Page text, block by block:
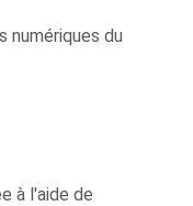
numériques du
à l'aide de